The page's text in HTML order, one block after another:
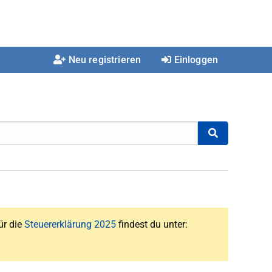
Neu registrieren Einloggen
die Steuererklärung 2025findest du unter: